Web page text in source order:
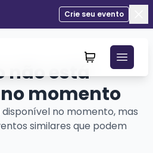
Crie seu evento
não está
momento
no momento, mas
similares que podem